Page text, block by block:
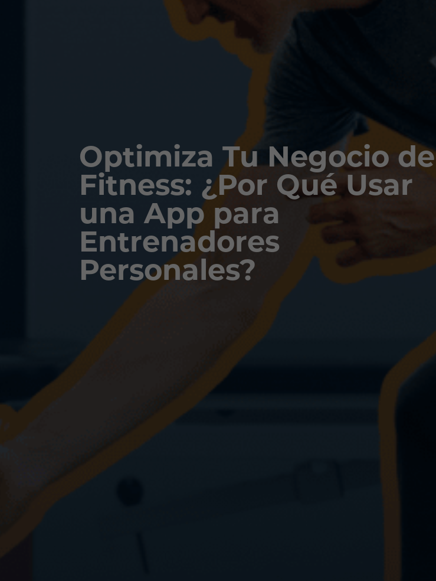
Optimiza Tu Negocio de
Fitness: ¿Por Qué Usar
una App para
Entrenadores
Personales?